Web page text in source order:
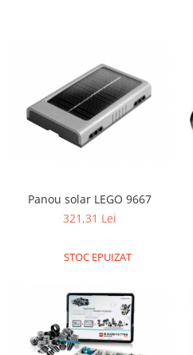
Panou solar LEGO 9667
321,31 Lei
STOC EPUIZAT